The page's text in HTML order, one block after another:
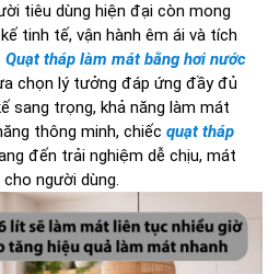
tiêu dùng hiện đại còn mong
tinh tế, vận hành êm ái và tích
Quạt tháp làm mát bằng hơi nước
chọn lý tưởng đáp ứng đầy đủ
sang trọng, khả năng làm mát
thông minh, chiếc quạt tháp
đến trải nghiệm dễ chịu, mát
người dùng.